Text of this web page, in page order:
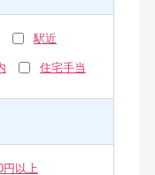
駅近
住宅手当
円以上